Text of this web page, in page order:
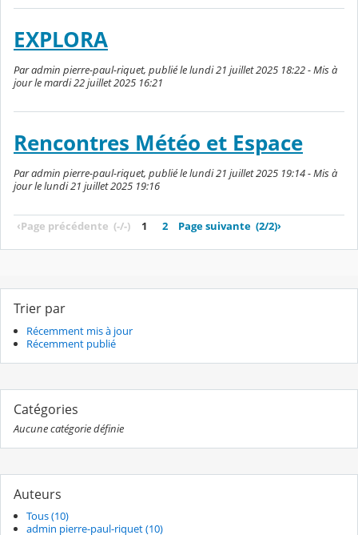
EXPLORA
Par admin pierre-paul-riquet, publié le lundi 21 juillet 2025 18:22 - Mis à
jour le mardi 22 juillet 2025 16:21
Rencontres Météo et Espace
Par admin pierre-paul-riquet, publié le lundi 21 juillet 2025 19:14 - Mis à
jour le lundi 21 juillet 2025 19:16
‹Page précédente (-/-) 1 2 Page suivante (2/2)›
Trier par
Récemment mis à jour
Récemment publié
Catégories
Aucune catégorie définie
Auteurs
Tous (10)
admin pierre-paul-riquet (10)